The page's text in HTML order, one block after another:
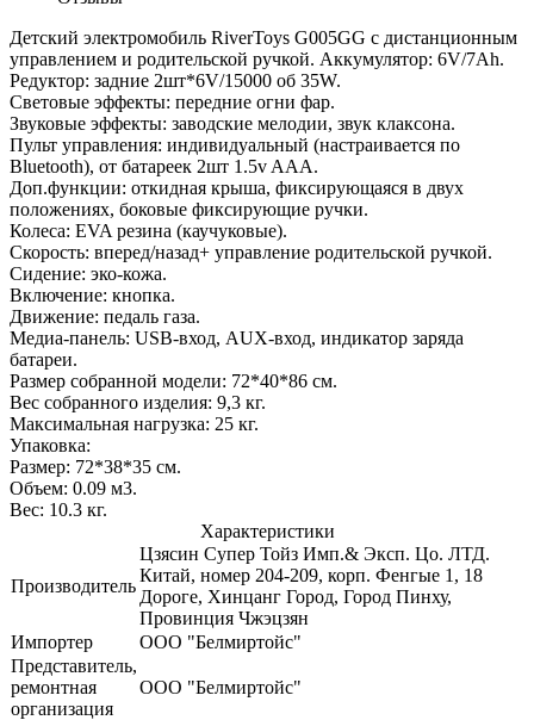
Детский электромобиль RiverToys G005GG с дистанционным
управлением и родительской ручкой. Аккумулятор: 6V/7Ah.
Редуктор: задние 2шт*6V/15000 об 35W.
Световые эффекты: передние огни фар.
Звуковые эффекты: заводские мелодии, звук клаксона.
Пульт управления: индивидуальный (настраивается по
Bluetooth), от батареек 2шт 1.5v AAА.
Доп.функции: откидная крыша, фиксирующаяся в двух
положениях, боковые фиксирующие ручки.
Колеса: EVA резина (каучуковые).
Скорость: вперед/назад+ управление родительской ручкой.
Сидение: эко-кожа.
Включение: кнопка.
Движение: педаль газа.
Медиа-панель: USB-вход, AUX-вход, индикатор заряда
батареи.
Размер собранной модели: 72*40*86 см.
Вес собранного изделия: 9,3 кг.
Максимальная нагрузка: 25 кг.
Упаковка:
Размер: 72*38*35 см.
Объем: 0.09 м3.
Вес: 10.3 кг.
Характеристики
Производитель
Цзясин Супер Тойз Имп.& Эксп. Цо. ЛТД.
Китай, номер 204-209, корп. Фенгые 1, 18
Дороге, Хинцанг Город, Город Пинху,
Провинция Чжэцзян
Импортер
ООО "Белмиртойс"
Представитель,
ремонтная
организация
ООО "Белмиртойс"